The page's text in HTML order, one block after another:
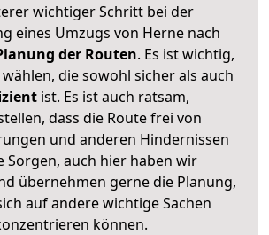
wichtiger Schritt bei der
eines Umzugs von Herne nach
der Routen. Es ist wichtig,
die sowohl sicher als auch
ist. Es ist auch ratsam,
dass die Route frei von
und anderen Hindernissen
Sorgen, auch hier haben wir
übernehmen gerne die Planung,
auf andere wichtige Sachen
können.